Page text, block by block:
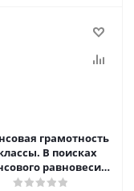
грамотность
В поисках
равновесия.
Тренажёр